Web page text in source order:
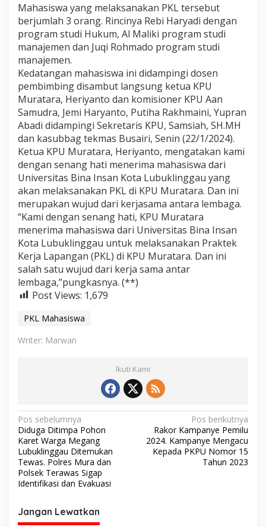
n
a
n
L
b
u
k
l
i
n
g
g
a
u
P
K
L
i
K
P
U
M
u
r
a
Mahasiswa yang melaksanakan PKL tersebut
berjumlah 3 orang. Rincinya Rebi Haryadi dengan
program studi Hukum, Al Maliki program studi
manajemen dan Juqi Rohmado program studi
manajemen.
Kedatangan mahasiswa ini didampingi dosen
pembimbing disambut langsung ketua KPU
Muratara, Heriyanto dan komisioner KPU Aan
Samudra, Jemi Haryanto, Putiha Rakhmaini, Yupran
Abadi didampingi Sekretaris KPU, Samsiah, SH.MH
dan kasubbag tekmas Busairi, Senin (22/1/2024).
Ketua KPU Muratara, Heriyanto, mengatakan kami
dengan senang hati menerima mahasiswa dari
Universitas Bina Insan Kota Lubuklinggau yang
akan melaksanakan PKL di KPU Muratara. Dan ini
merupakan wujud dari kerjasama antara lembaga.
“Kami dengan senang hati, KPU Muratara
menerima mahasiswa dari Universitas Bina Insan
Kota Lubuklinggau untuk melaksanakan Praktek
Kerja Lapangan (PKL) di KPU Muratara. Dan ini
salah satu wujud dari kerja sama antar
lembaga,”pungkasnya. (**)
Post Views: 1,679
PKL Mahasiswa
Writer: Marwan
Ikuti Kami
N
a
v
i
g
a
s
Pos sebelumnya
Diduga Ditimpa Pohon
Karet Warga Megang
Lubuklinggau Ditemukan
Tewas. Polres Mura dan
Polsek Terawas Sigap
Identifikasi dan Evakuasi
Pos berikutnya
Rakor Kampanye Pemilu
2024. Kampanye Mengacu
Kepada PKPU Nomor 15
Tahun 2023
Jangan Lewatkan